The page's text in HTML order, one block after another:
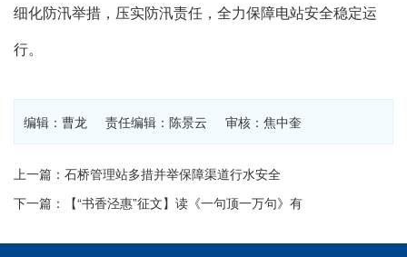
细化防汛举措，压实防汛责任，全力保障电站安全稳定运
行。
编辑：曹龙 责任编辑：陈景云 审核：焦中奎
上一篇：石桥管理站多措并举保障渠道行水安全
下一篇：【“书香泾惠”征文】读《一句顶一万句》有